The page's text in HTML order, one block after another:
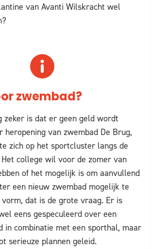
van Avanti Wilskracht wel
zwembad?
zeker is dat er geen geld wordt
van zwembad De Brug,
zich op het sportcluster langs de
college wil voor de zomer van
of het mogelijk is om aanvullend
een nieuw zwembad mogelijk te
dat is de grote vraag. Er is
eens gespeculeerd over een
in combinatie met een sporthal, maar
serieuze plannen geleid.